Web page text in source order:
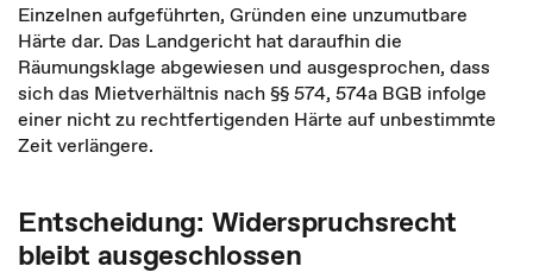
Einzelnen aufgeführten, Gründen eine unzumutbare
Härte dar. Das Landgericht hat daraufhin die
Räumungsklage abgewiesen und ausgesprochen, dass
sich das Mietverhältnis nach §§ 574, 574a BGB infolge
einer nicht zu rechtfertigenden Härte auf unbestimmte
Zeit verlängere.
Entscheidung: Widerspruchsrecht
bleibt ausgeschlossen